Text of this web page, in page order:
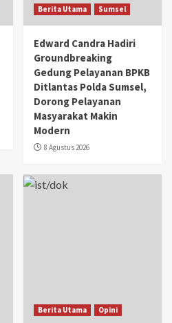
Berita Utama Sumsel
Edward Candra Hadiri
Groundbreaking
Gedung Pelayanan BPKB
Ditlantas Polda Sumsel,
Dorong Pelayanan
Masyarakat Makin
Modern
8 Agustus 2026
Berita Utama Opini